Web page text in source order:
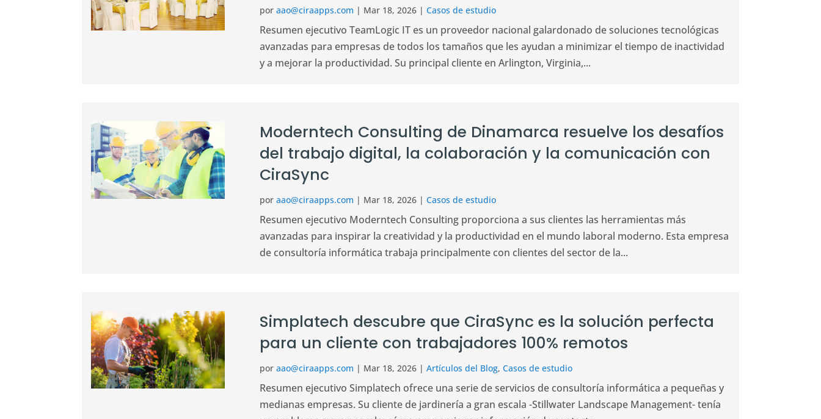
poraao@ciraapps.com | Mar 18, 2026 |Casos de estudio
Resumen ejecutivo TeamLogic IT es un proveedor nacional galardonado de soluciones tecnológicas
avanzadas para empresas de todos los tamaños que les ayudan a minimizar el tiempo de inactividad
y a mejorar la productividad. Su principal cliente en Arlington, Virginia,...
Moderntech Consulting de Dinamarca resuelve los desafíos
del trabajo digital, la colaboración y la comunicación con
CiraSync
poraao@ciraapps.com | Mar 18, 2026 |Casos de estudio
Resumen ejecutivo Moderntech Consulting proporciona a sus clientes las herramientas más
avanzadas para inspirar la creatividad y la productividad en el mundo laboral moderno. Esta empresa
de consultoría informática trabaja principalmente con clientes del sector de la...
Simplatech descubre que CiraSync es la solución perfecta
para un cliente con trabajadores 100% remotos
poraao@ciraapps.com | Mar 18, 2026 |Artículos del Blog,Casos de estudio
Resumen ejecutivo Simplatech ofrece una serie de servicios de consultoría informática a pequeñas y
medianas empresas. Su cliente de jardinería a gran escala -Stillwater Landscape Management- tenía